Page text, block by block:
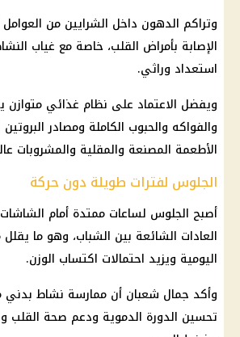
وتراكم الدهون داخل الشرايين من
الإصابة بأمراض القلب، خاصة مع غياب
استعداد وراثي.
ويفضل الاعتماد على نظام غذائي متوازن
والفواكه والحبوب الكاملة ومصادر
الأطعمة المصنعة والمقلية والمشروبات
الجلوس لفترات طويلة دون حركة
أصبح الجلوس لساعات ممتدة أمام الشاشات
العادات الشائعة بين الشباب، وهو ما
اليومية ويزيد احتمالات اكتساب الوزن.
وأكد جمال شعبان أن ممارسة نشاط
تحسين الدورة الدموية ودعم صحة القلب